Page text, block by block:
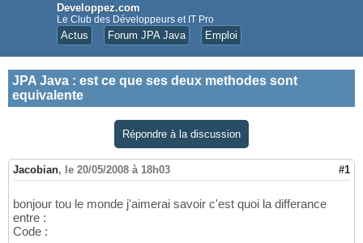
Developpez.com
Le Club des Développeurs et IT Pro
Actus Forum JPA Java Emploi
JPA Java : est ce que ses deux methodes sont
equivalente
Répondre à la discussion
Jacobian, le 20/05/2008 à 18h03 #1
bonjour tou le monde j'aimerai savoir c'est quoi la differance
entre :
Code :